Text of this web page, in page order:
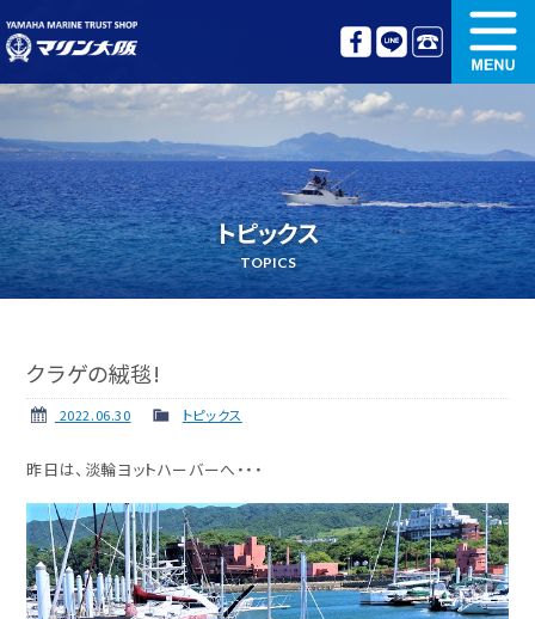
中古艇情報
オリジナル艤装 ボート免許講習
更新講習 クルージング情報
トピックス
TOPICS
クラゲの絨毯!
2022.06.30 トピックス
昨日は、淡輪ヨットハーバーへ・・・